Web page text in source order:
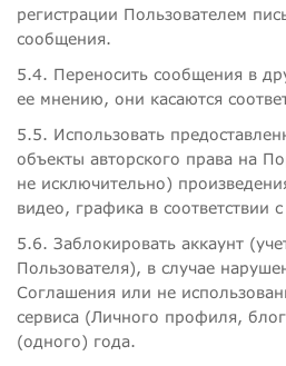
регистрации Пользователем
сообщения.
5.4. Переносить сообщения в
ее мнению, они касаются
5.5. Использовать
объекты авторского права на
не исключительно)
видео, графика в соответствии
5.6. Заблокировать аккаунт
Пользователя), в случае
Соглашения или не
сервиса (Личного профиля,
(одного) года.